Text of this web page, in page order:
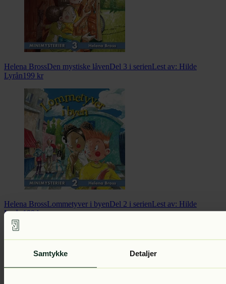
Samtykke Detaljer
Helena BrossDen mystiske låvenDel 3 i serienLest av: Hilde
Lyrån199 kr
Helena BrossLommetyver i byenDel 2 i serienLest av: Hilde
Lyrån199kr